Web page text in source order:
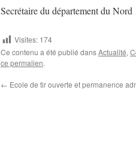
Secrétaire du département du Nord
Visites: 174
Ce contenu a été publié dansActualité,
ce permalien.
← Ecole de tir ouverte et permanence